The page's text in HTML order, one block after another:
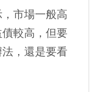
市場一般高
較高，但要
，還是要看